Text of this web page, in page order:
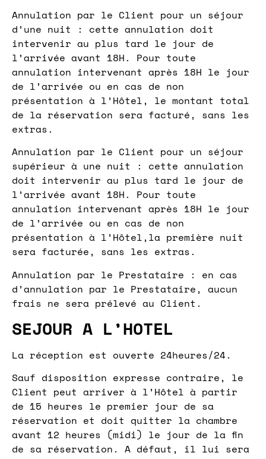
Annulation par le Client pour un séjour
d’une nuit : cette annulation doit
intervenir au plus tard le jour de
l’arrivée avant 18H. Pour toute
annulation intervenant après 18H le jour
de l’arrivée ou en cas de non
présentation à l’Hôtel, le montant total
de la réservation sera facturé, sans les
extras.
Annulation par le Client pour un séjour
supérieur à une nuit : cette annulation
doit intervenir au plus tard le jour de
l’arrivée avant 18H. Pour toute
annulation intervenant après 18H le jour
de l’arrivée ou en cas de non
présentation à l’Hôtel,la première nuit
sera facturée, sans les extras.
Annulation par le Prestataire : en cas
d’annulation par le Prestataire, aucun
frais ne sera prélevé au Client.
SEJOUR A L’HOTEL
La réception est ouverte 24heures/24.
Sauf disposition expresse contraire, le
Client peut arriver à l’Hôtel à partir
de 15 heures le premier jour de sa
réservation et doit quitter la chambre
avant 12 heures (midi) le jour de la fin
de sa réservation. A défaut, il lui sera